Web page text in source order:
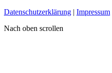
Datenschutzerklärung | Impressum
Nach oben scrollen